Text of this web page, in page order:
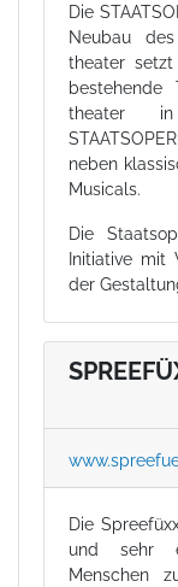
Die
Neubau
theater
bestehende
theater
neben
Musicals.
Die
Initiative mit
der
Die
und sehr
Menschen